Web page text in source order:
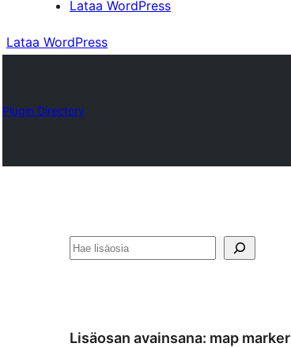
Lataa WordPress
Lataa WordPress
Plugin Directory
Etsi
Lisäosan avainsana: map marker